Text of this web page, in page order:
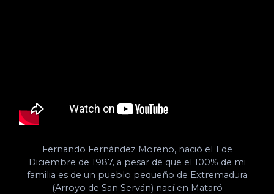
Fernando Fernández Moreno, nació el 1 de
Diciembre de 1987, a pesar de que el 100% de mi
familia es de un pueblo pequeño de Extremadura
(Arroyo de San Serván) nací en Mataró